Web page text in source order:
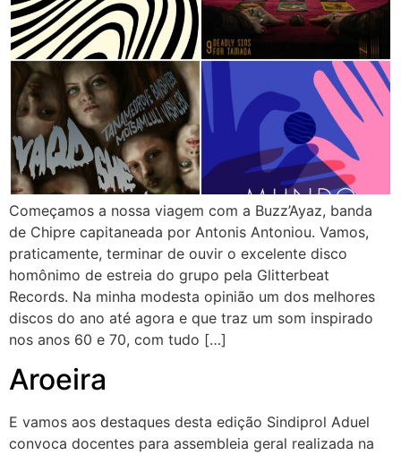
Começamos a nossa viagem com a Buzz’Ayaz, banda
de Chipre capitaneada por Antonis Antoniou. Vamos,
praticamente, terminar de ouvir o excelente disco
homônimo de estreia do grupo pela Glitterbeat
Records. Na minha modesta opinião um dos melhores
discos do ano até agora e que traz um som inspirado
nos anos 60 e 70, com tudo […]
Aroeira
E vamos aos destaques desta edição Sindiprol Aduel
convoca docentes para assembleia geral realizada na